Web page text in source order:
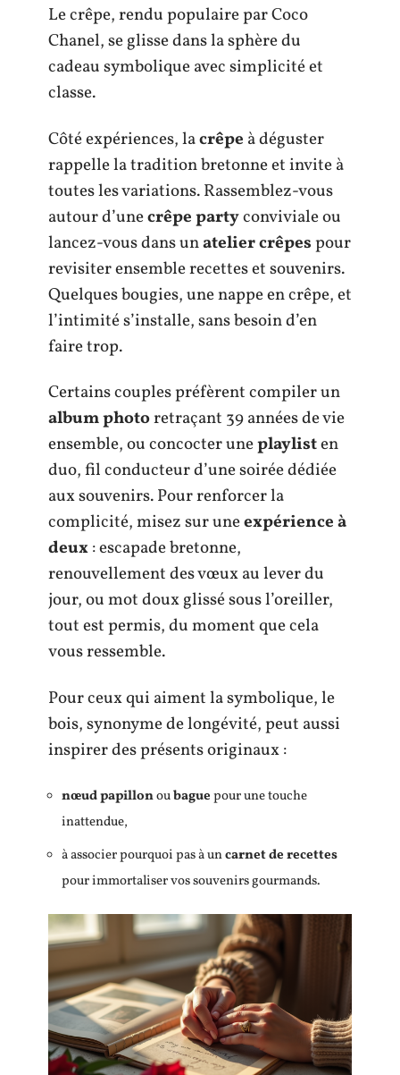
Le crêpe, rendu populaire par Coco
Chanel, se glisse dans la sphère du
cadeau symbolique avec simplicité et
classe.
Côté expériences, lacrêpe à déguster
rappelle la tradition bretonne et invite à
toutes les variations. Rassemblez-vous
autour d’unecrêpe partyconviviale ou
lancez-vous dans unatelier crêpespour
revisiter ensemble recettes et souvenirs.
Quelques bougies, une nappe en crêpe, et
l’intimité s’installe, sans besoin d’en
faire trop.
Certains couples préfèrent compiler un
album photoretraçant 39 années de vie
ensemble, ou concocter uneplaylisten
duo, fil conducteur d’une soirée dédiée
aux souvenirs. Pour renforcer la
complicité, misez sur uneexpérience à
deux: escapade bretonne,
renouvellement des vœux au lever du
jour, ou mot doux glissé sous l’oreiller,
tout est permis, du moment que cela
vous ressemble.
Pour ceux qui aiment la symbolique, le
bois, synonyme de longévité, peut aussi
inspirer des présents originaux :
nœud papillonoubaguepour une touche
inattendue,
à associer pourquoi pas à uncarnet de recettes
pour immortaliser vos souvenirs gourmands.